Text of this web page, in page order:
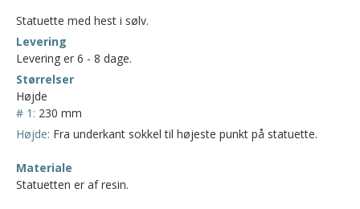
Statuette med hest i sølv.
Levering
Levering er 6 - 8 dage.
Størrelser
Højde
# 1: 230 mm
Højde: Fra underkant sokkel til højeste punkt på statuette.
Materiale
Statuetten er af resin.